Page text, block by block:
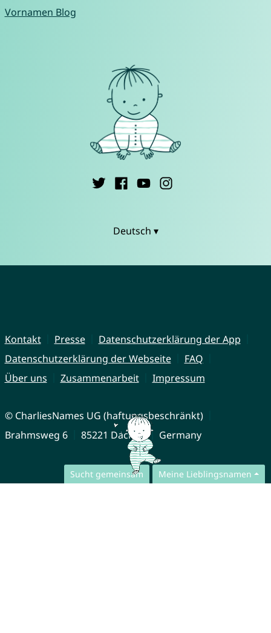
Sucht gemeinsam Meine Lieblingsnamen
Vornamen Blog
Deutsch ▾
Kontakt Presse
Datenschutzerklärung der App
Datenschutzerklärung der Webseite
FAQ
Über uns
Zusammenarbeit Impressum
© CharliesNames UG (haftungsbeschränkt)
Brahmsweg 6
85221 Dachau Germany